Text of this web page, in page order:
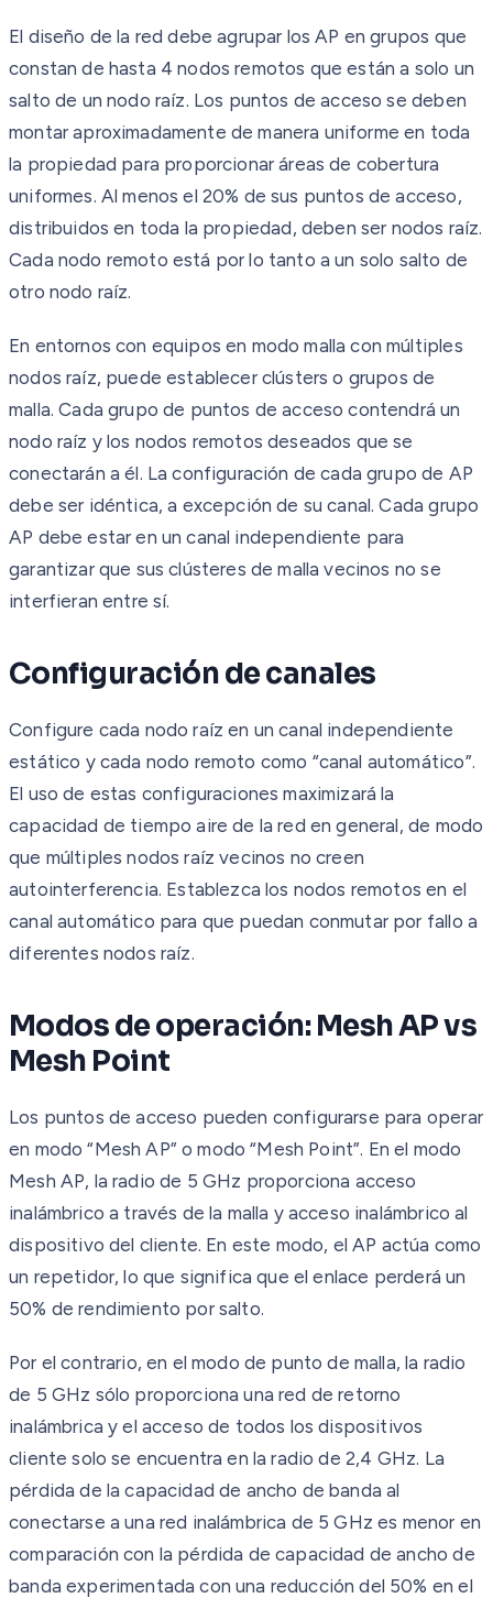
El diseño de la red debe agrupar los AP en grupos que
constan de hasta 4 nodos remotos que están a solo un
salto de un nodo raíz. Los puntos de acceso se deben
montar aproximadamente de manera uniforme en toda
la propiedad para proporcionar áreas de cobertura
uniformes. Al menos el 20% de sus puntos de acceso,
distribuidos en toda la propiedad, deben ser nodos raíz.
Cada nodo remoto está por lo tanto a un solo salto de
otro nodo raíz.
En entornos con equipos en modo malla con múltiples
nodos raíz, puede establecer clústers o grupos de
malla. Cada grupo de puntos de acceso contendrá un
nodo raíz y los nodos remotos deseados que se
conectarán a él. La configuración de cada grupo de AP
debe ser idéntica, a excepción de su canal. Cada grupo
AP debe estar en un canal independiente para
garantizar que sus clústeres de malla vecinos no se
interfieran entre sí.
Configuración de canales
Configure cada nodo raíz en un canal independiente
estático y cada nodo remoto como “canal automático”.
El uso de estas configuraciones maximizará la
capacidad de tiempo aire de la red en general, de modo
que múltiples nodos raíz vecinos no creen
autointerferencia. Establezca los nodos remotos en el
canal automático para que puedan conmutar por fallo a
diferentes nodos raíz.
Modos de operación: Mesh AP vs
Mesh Point
Los puntos de acceso pueden configurarse para operar
en modo “Mesh AP” o modo “Mesh Point”. En el modo
Mesh AP, la radio de 5 GHz proporciona acceso
inalámbrico a través de la malla y acceso inalámbrico al
dispositivo del cliente. En este modo, el AP actúa como
un repetidor, lo que significa que el enlace perderá un
50% de rendimiento por salto.
Por el contrario, en el modo de punto de malla, la radio
de 5 GHz sólo proporciona una red de retorno
inalámbrica y el acceso de todos los dispositivos
cliente solo se encuentra en la radio de 2,4 GHz. La
pérdida de la capacidad de ancho de banda al
conectarse a una red inalámbrica de 5 GHz es menor en
comparación con la pérdida de capacidad de ancho de
banda experimentada con una reducción del 50% en el